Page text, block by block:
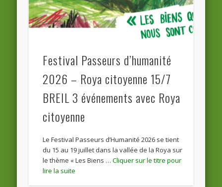
Festival Passeurs d’humanité
2026 – Roya citoyenne 15/7
BREIL 3 événements avec Roya
citoyenne
Le Festival Passeurs d’Humanité 2026 se tient
du 15 au 19 juillet dans la vallée de la Roya sur
le thème « Les Biens …